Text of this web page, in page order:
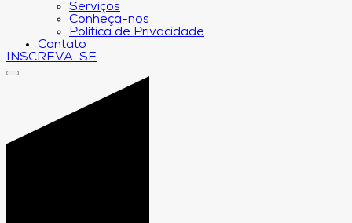
Serviços
Conheça-nos
Política de Privacidade
Contato
INSCREVA-SE